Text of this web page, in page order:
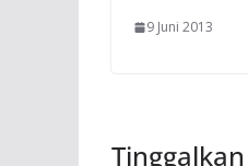
9 Juni 2013